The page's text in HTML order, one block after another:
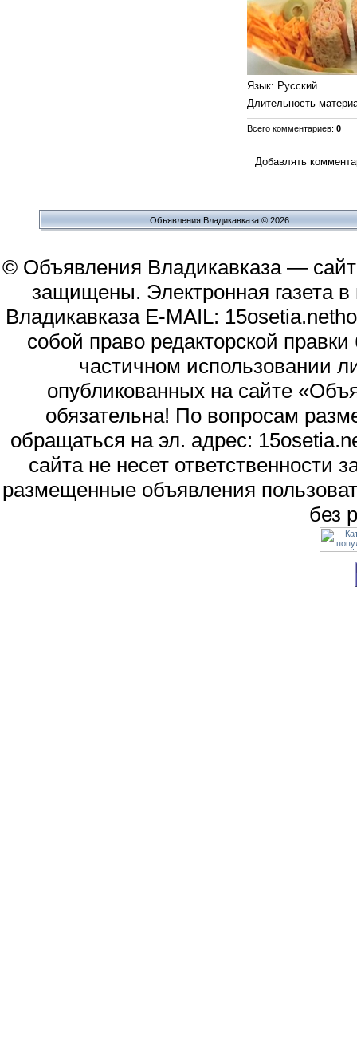
Язык: Русский
Длительность
Всего комментариев: 0
Добавлять
Объявления Владикавказа © 2026
© Объявления Владикавказа —
защищены. Электронная газета
Владикавказа E-MAIL:
собой право редакторской
частичном использовании
опубликованных на сайте
обязательна! По вопросам
обращаться на эл. адрес:
сайта не несет
размещенные объявления
без